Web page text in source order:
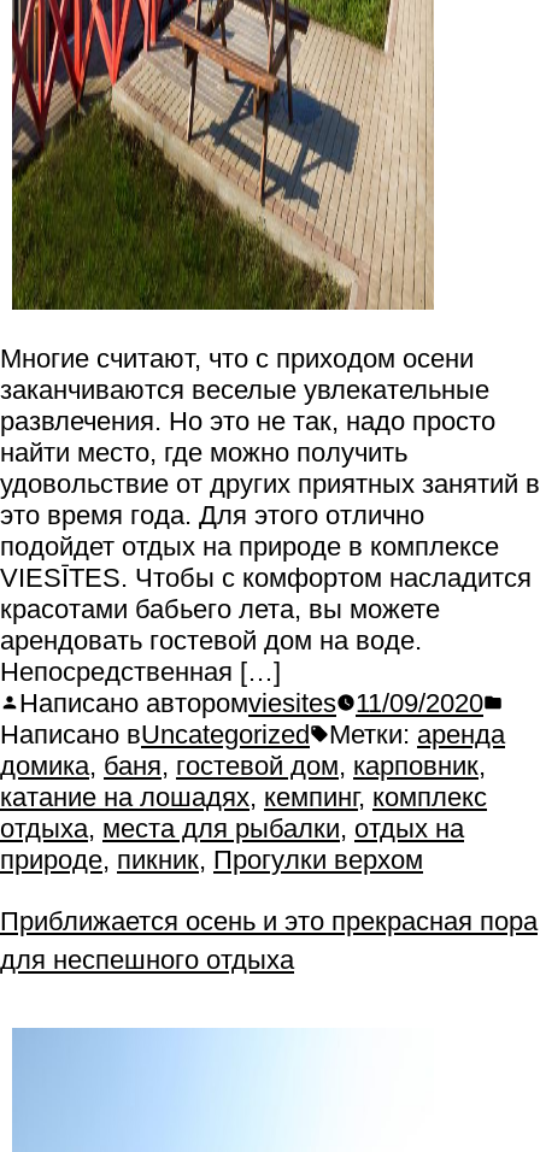
Многие считают, что с приходом осени
заканчиваются веселые увлекательные
развлечения. Но это не так, надо просто
найти место, где можно получить
удовольствие от других приятных занятий в
это время года. Для этого отлично
подойдет отдых на природе в комплексе
VIESĪTES. Чтобы с комфортом насладится
красотами бабьего лета, вы можете
арендовать гостевой дом на воде.
Непосредственная […]
Написано авторомviesites
11/09/2020
Написано вUncategorized Метки: аренда
домика, баня, гостевой дом, карповник,
катание на лошадях, кемпинг, комплекс
отдыха, места для рыбалки, отдых на
природе, пикник, Прогулки верхом
Приближается осень и это прекрасная пора
для неспешного отдыха